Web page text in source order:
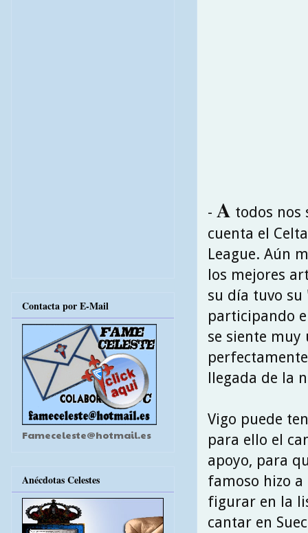
- A todos nos
cuenta el
League. Aún
los mejores
su día tuvo su
participando
se siente
llegada de la
Vigo puede
para ello el
apoyo, para
famoso hizo
figurar en la
cantar en
Contacta por E-Mail
Fameceleste@hotmail.es
Anécdotas Celestes